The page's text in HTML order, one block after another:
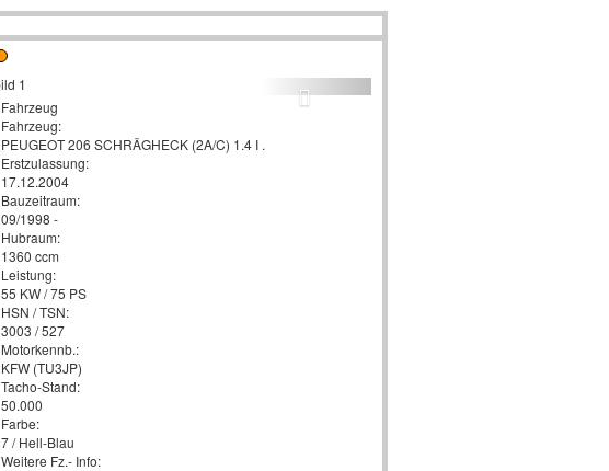
Fahrzeug
Fahrzeug:
PEUGEOT 206 SCHRÄGHECK (2A/C) 1.4 I .
Erstzulassung:
17.12.2004
Bauzeitraum:
09/1998 -
Hubraum:
1360 ccm
Leistung:
55 KW / 75 PS
HSN / TSN:
3003 / 527
Motorkennb.:
KFW (TU3JP)
Tacho-Stand:
50.000
Farbe:
7 / Hell-Blau
Weitere Fz.- Info: